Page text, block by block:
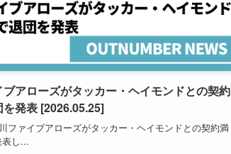
アローズがタッカー・ヘイモンドとの契約
発表 [2026.05.25]
ファイブアローズがタッカー・ヘイモンドとの契約満
し...